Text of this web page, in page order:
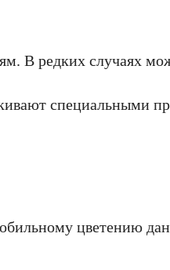
В редких случаях
специальными
цветению